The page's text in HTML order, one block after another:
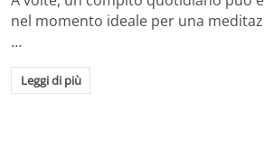
nel momento ideale per una
…
Leggi di più